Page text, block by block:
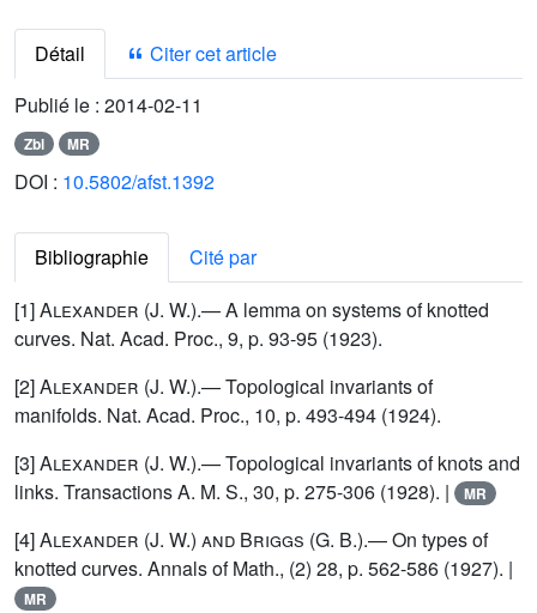
Détail
Citer cet article
Publié le : 2014-02-11
Zbl MR
DOI : 10.5802/afst.1392
Bibliographie
Cité par
[1]Alexander (J. W.).— A lemma on systems of knotted
curves. Nat. Acad. Proc., 9, p. 93-95 (1923).
[2]Alexander (J. W.).— Topological invariants of
manifolds. Nat. Acad. Proc., 10, p. 493-494 (1924).
[3]Alexander (J. W.).— Topological invariants of knots and
links. Transactions A. M. S., 30, p. 275-306 (1928). |
MR
[4]Alexander (J. W.) and Briggs (G. B.).— On types of
knotted curves. Annals of Math., (2) 28, p. 562-586 (1927). |
MR